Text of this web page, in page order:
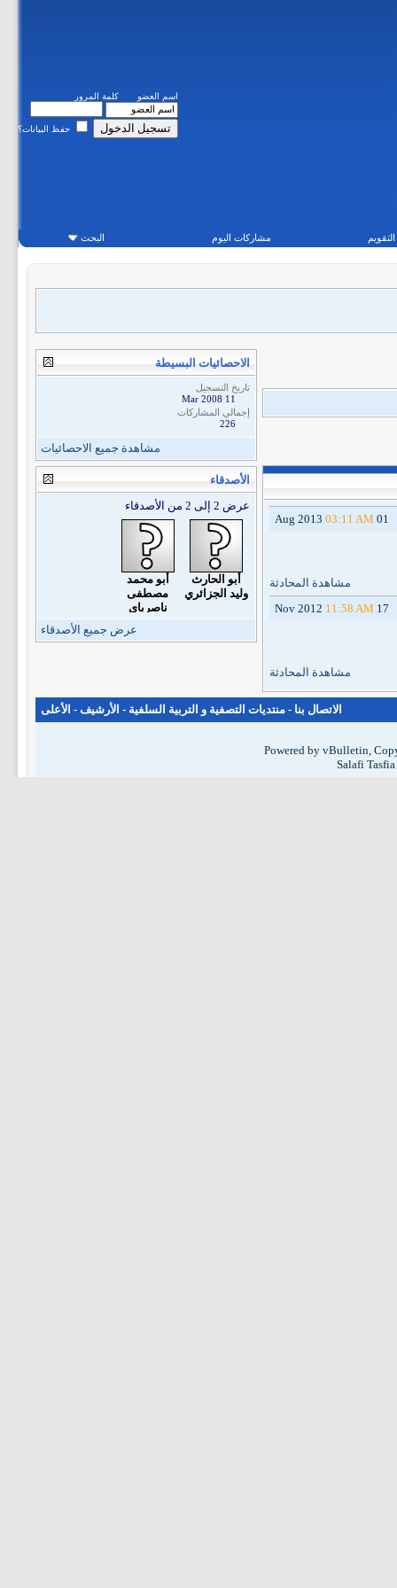
اسم العضو كلمة المرور
حفظ البيانات؟
التقويم مشاركات اليوم البحث
01 Aug 2013
03:11 AM
مشاهدة المحادثة
17 Nov 2012
11:58 AM
مشاهدة المحادثة
الاحصائيات البسيطة
تاريخ التسجيل
11 Mar 2008
إجمالي المشاركات
226
مشاهدة جميع الاحصائيات
الأصدقاء
عرض 2 إلى 2 من الأصدقاء
أبو الحارث
وليد الجزائري
أبو محمد
مصطفى
ناصرباي
الجزائري
السلفيعرض جميع الأصدقاء
الاتصال بنا - منتديات التصفية و التربية السلفية - الأرشيف - الأعلى
Powered by vBulletin,
Salafi